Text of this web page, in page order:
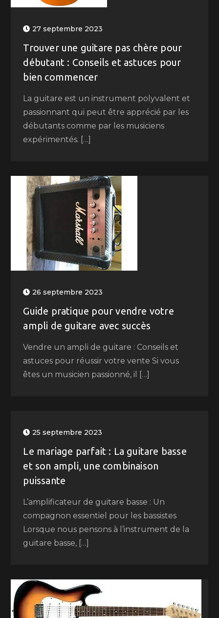
27 septembre 2023
Trouver une guitare pas chère pour
débutant : Conseils et astuces pour
bien commencer
La guitare est un instrument polyvalent et
passionnant qui peut être apprécié par les
débutants comme par les musiciens
expérimentés. […]
26 septembre 2023
Guide pratique pour vendre votre
ampli de guitare avec succès
Vendre un ampli de guitare : Conseils et
astuces pour réussir votre vente Si vous
êtes un musicien passionné, il […]
25 septembre 2023
Le mariage parfait : La guitare basse
et son ampli, une combinaison
puissante
L’amplificateur de guitare basse : Un
compagnon essentiel pour les bassistes
Lorsque nous pensons à l’instrument de la
guitare basse, […]